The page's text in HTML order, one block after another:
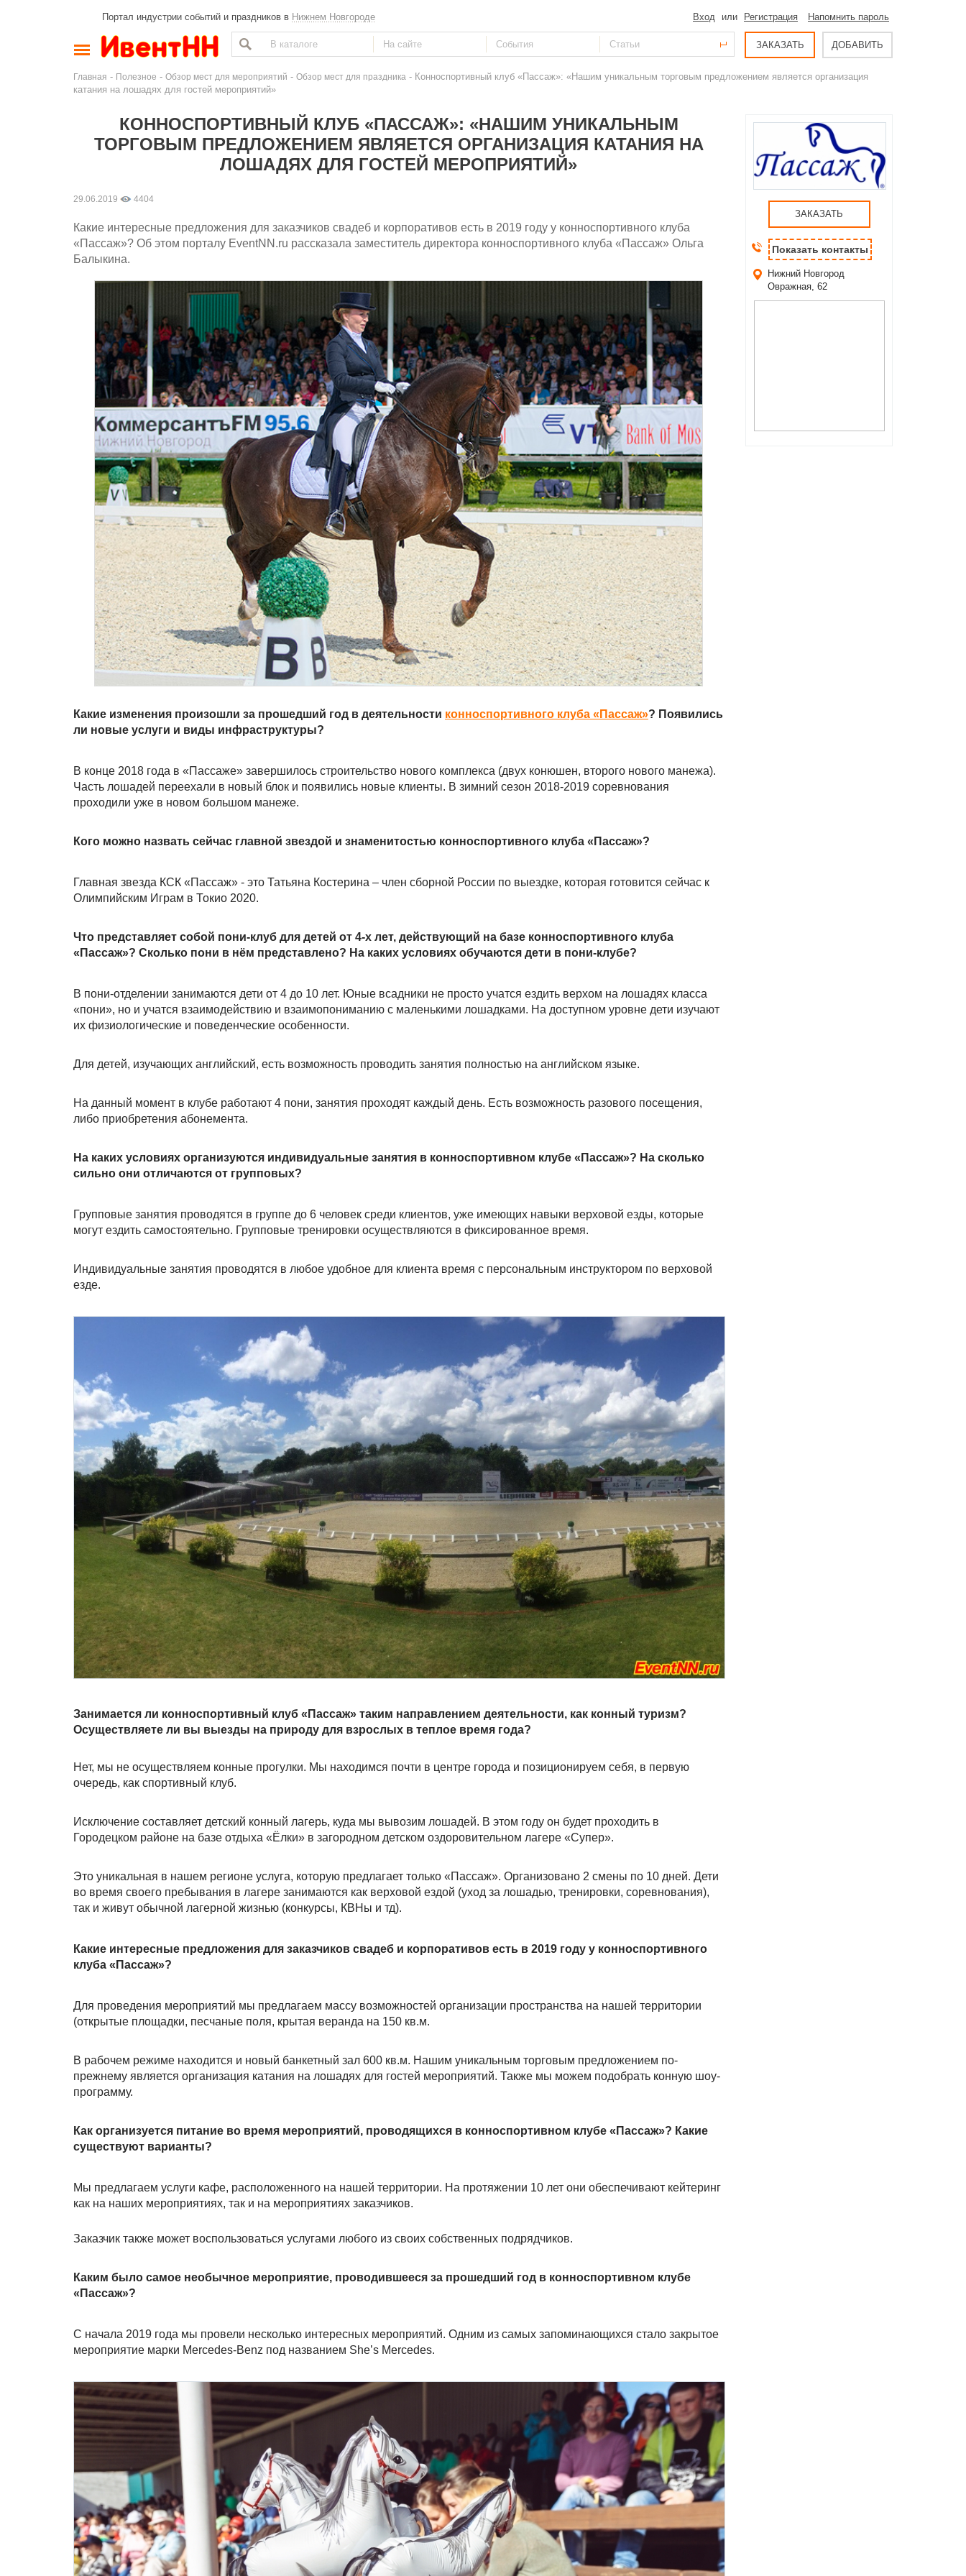
Портал индустрии событий и праздников в Нижнем Новгороде Вход или Регистрация Напомнить пароль
ЗАКАЗАТЬ ДОБАВИТЬ
Главная - Полезное - Обзор мест для мероприятий - Обзор мест для праздника - Конноспортивный клуб «Пассаж»: «Нашим уникальным торговым предложением является организация
катания на лошадях для гостей мероприятий»
КОННОСПОРТИВНЫЙ КЛУБ «ПАССАЖ»: «НАШИМ УНИКАЛЬНЫМ
ТОРГОВЫМ ПРЕДЛОЖЕНИЕМ ЯВЛЯЕТСЯ ОРГАНИЗАЦИЯ КАТАНИЯ НА
ЛОШАДЯХ ДЛЯ ГОСТЕЙ МЕРОПРИЯТИЙ»
29.06.2019 4404
Какие интересные предложения для заказчиков свадеб и корпоративов есть в 2019 году у конноспортивного клуба
«Пассаж»? Об этом порталу EventNN.ru рассказала заместитель директора конноспортивного клуба «Пассаж» Ольга
Балыкина.
Какие изменения произошли за прошедший год в деятельности конноспортивного клуба «Пассаж»? Появились
ли новые услуги и виды инфраструктуры?
В конце 2018 года в «Пассаже» завершилось строительство нового комплекса (двух конюшен, второго нового манежа).
Часть лошадей переехали в новый блок и появились новые клиенты. В зимний сезон 2018-2019 соревнования
проходили уже в новом большом манеже.
Кого можно назвать сейчас главной звездой и знаменитостью конноспортивного клуба «Пассаж»?
Главная звезда КСК «Пассаж» - это Татьяна Костерина – член сборной России по выездке, которая готовится сейчас к
Олимпийским Играм в Токио 2020.
Что представляет собой пони-клуб для детей от 4-х лет, действующий на базе конноспортивного клуба
«Пассаж»? Сколько пони в нём представлено? На каких условиях обучаются дети в пони-клубе?
В пони-отделении занимаются дети от 4 до 10 лет. Юные всадники не просто учатся ездить верхом на лошадях класса
«пони», но и учатся взаимодействию и взаимопониманию с маленькими лошадками. На доступном уровне дети изучают
их физиологические и поведенческие особенности.
Для детей, изучающих английский, есть возможность проводить занятия полностью на английском языке.
На данный момент в клубе работают 4 пони, занятия проходят каждый день. Есть возможность разового посещения,
либо приобретения абонемента.
На каких условиях организуются индивидуальные занятия в конноспортивном клубе «Пассаж»? На сколько
сильно они отличаются от групповых?
Групповые занятия проводятся в группе до 6 человек среди клиентов, уже имеющих навыки верховой езды, которые
могут ездить самостоятельно. Групповые тренировки осуществляются в фиксированное время.
Индивидуальные занятия проводятся в любое удобное для клиента время с персональным инструктором по верховой
езде.
Занимается ли конноспортивный клуб «Пассаж» таким направлением деятельности, как конный туризм?
Осуществляете ли вы выезды на природу для взрослых в теплое время года?
Нет, мы не осуществляем конные прогулки. Мы находимся почти в центре города и позиционируем себя, в первую
очередь, как спортивный клуб.
Исключение составляет детский конный лагерь, куда мы вывозим лошадей. В этом году он будет проходить в
Городецком районе на базе отдыха «Ёлки» в загородном детском оздоровительном лагере «Супер».
Это уникальная в нашем регионе услуга, которую предлагает только «Пассаж». Организовано 2 смены по 10 дней. Дети
во время своего пребывания в лагере занимаются как верховой ездой (уход за лошадью, тренировки, соревнования),
так и живут обычной лагерной жизнью (конкурсы, КВНы и тд).
Какие интересные предложения для заказчиков свадеб и корпоративов есть в 2019 году у конноспортивного
клуба «Пассаж»?
Для проведения мероприятий мы предлагаем массу возможностей организации пространства на нашей территории
(открытые площадки, песчаные поля, крытая веранда на 150 кв.м.
В рабочем режиме находится и новый банкетный зал 600 кв.м. Нашим уникальным торговым предложением по-
прежнему является организация катания на лошадях для гостей мероприятий. Также мы можем подобрать конную шоу-
программу.
Как организуется питание во время мероприятий, проводящихся в конноспортивном клубе «Пассаж»? Какие
существуют варианты?
Мы предлагаем услуги кафе, расположенного на нашей территории. На протяжении 10 лет они обеспечивают кейтеринг
как на наших мероприятиях, так и на мероприятиях заказчиков.
Заказчик также может воспользоваться услугами любого из своих собственных подрядчиков.
Каким было самое необычное мероприятие, проводившееся за прошедший год в конноспортивном клубе
«Пассаж»?
С начала 2019 года мы провели несколько интересных мероприятий. Одним из самых запоминающихся стало закрытое
мероприятие марки Mercedes-Benz под названием She’s Mercedes.
ЗАКАЗАТЬ
Показать контакты
Нижний Новгород
Овражная, 62